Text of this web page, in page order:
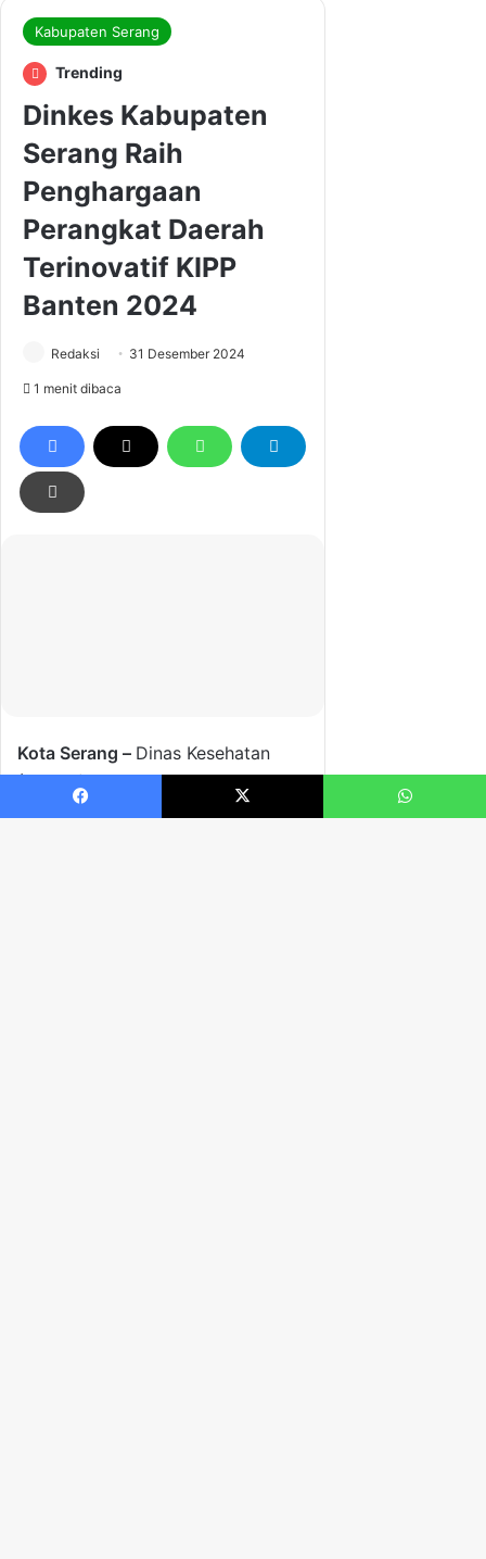
Facebook X WhatsApp